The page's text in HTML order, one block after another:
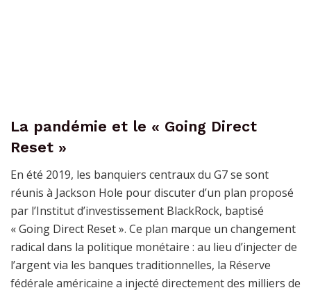
La pandémie et le « Going Direct
Reset »
En été 2019, les banquiers centraux du G7 se sont
réunis à Jackson Hole pour discuter d’un plan proposé
par l’Institut d’investissement BlackRock, baptisé
« Going Direct Reset ». Ce plan marque un changement
radical dans la politique monétaire : au lieu d’injecter de
l’argent via les banques traditionnelles, la Réserve
fédérale américaine a injecté directement des milliers de